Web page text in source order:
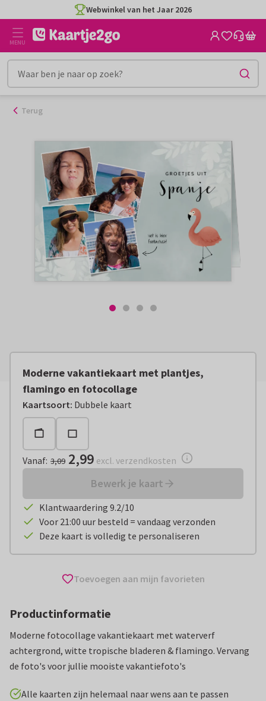
naar
inhoud
Webwinkel van het Jaar 2026
MENU
Terug
Moderne vakantiekaart met plantjes,
flamingo en fotocollage
Kaartsoort: Dubbele kaart
Vanaf:€ 2,99 excl. verzendkosten
Vanaf: 3,09 2,99 excl. verzendkosten
Bewerk je kaart
Klantwaardering 9.2/10
Voor 21:00 uur besteld = vandaag verzonden
Deze kaart is volledig te personaliseren
Toevoegen aan mijn favorieten
Productinformatie
Moderne fotocollage vakantiekaart met waterverf
achtergrond, witte tropische bladeren & flamingo. Vervang
de foto's voor jullie mooiste vakantiefoto's
Alle kaarten zijn helemaal naar wens aan te passen